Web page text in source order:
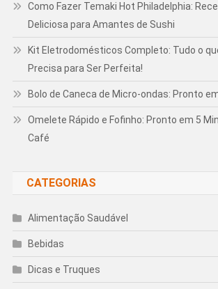
Como Fazer Temaki Hot Philadelphia:
Deliciosa para Amantes de Sushi
Kit Eletrodomésticos Completo: Tudo o
Precisa para Ser Perfeita!
Bolo de Caneca de Micro-ondas: Pronto
Omelete Rápido e Fofinho: Pronto em 5
Café
CATEGORIAS
Alimentação Saudável
Bebidas
Dicas e Truques